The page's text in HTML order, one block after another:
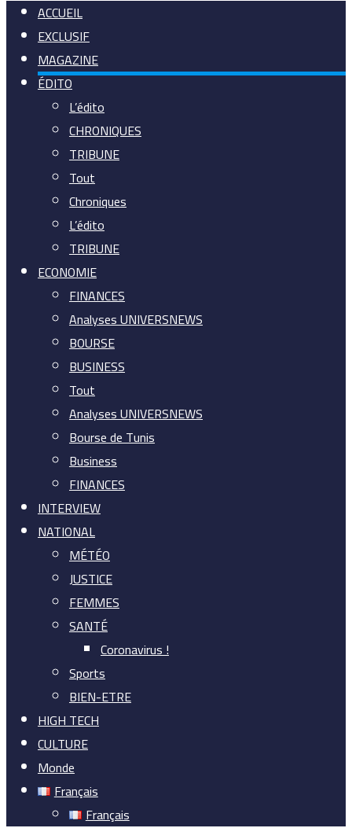
ACCUEIL
EXCLUSIF
MAGAZINE
ÉDITO
L’édito
CHRONIQUES
TRIBUNE
Tout
Chroniques
L’édito
TRIBUNE
ECONOMIE
FINANCES
Analyses UNIVERSNEWS
BOURSE
BUSINESS
Tout
Analyses UNIVERSNEWS
Bourse de Tunis
Business
FINANCES
INTERVIEW
NATIONAL
MÉTÉO
JUSTICE
FEMMES
SANTÉ
Coronavirus !
Sports
BIEN-ETRE
HIGH TECH
CULTURE
Monde
Français
Français